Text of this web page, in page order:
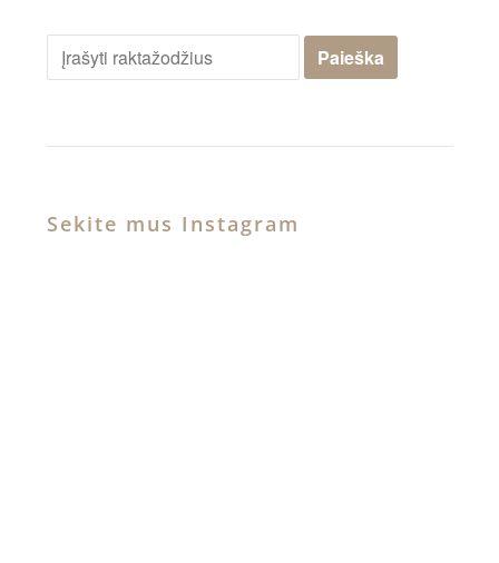
Sekite mus Instagram